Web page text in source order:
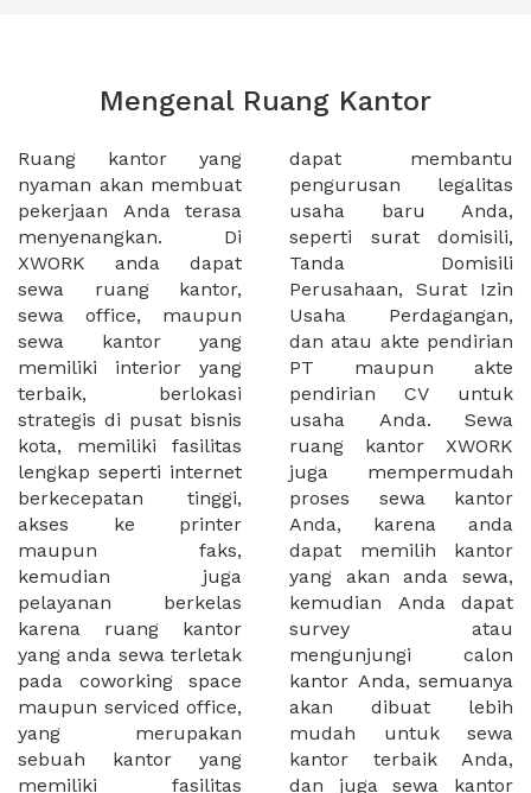
Mengenal Ruang Kantor
Ruang kantor yang
nyaman akan membuat
pekerjaan Anda terasa
menyenangkan. Di
XWORK anda dapat
sewa ruang kantor,
sewa office, maupun
sewa kantor yang
memiliki interior yang
terbaik, berlokasi
strategis di pusat bisnis
kota, memiliki fasilitas
lengkap seperti internet
berkecepatan tinggi,
akses ke printer
maupun faks,
kemudian juga
pelayanan berkelas
karena ruang kantor
yang anda sewa terletak
pada coworking space
maupun serviced office,
yang merupakan
sebuah kantor yang
memiliki fasilitas
dapat membantu
pengurusan legalitas
usaha baru Anda,
seperti surat domisili,
Tanda Domisili
Perusahaan, Surat Izin
Usaha Perdagangan,
dan atau akte pendirian
PT maupun akte
pendirian CV untuk
usaha Anda. Sewa
ruang kantor XWORK
juga mempermudah
proses sewa kantor
Anda, karena anda
dapat memilih kantor
yang akan anda sewa,
kemudian Anda dapat
survey atau
mengunjungi calon
kantor Anda, semuanya
akan dibuat lebih
mudah untuk sewa
kantor terbaik Anda,
dan juga sewa kantor